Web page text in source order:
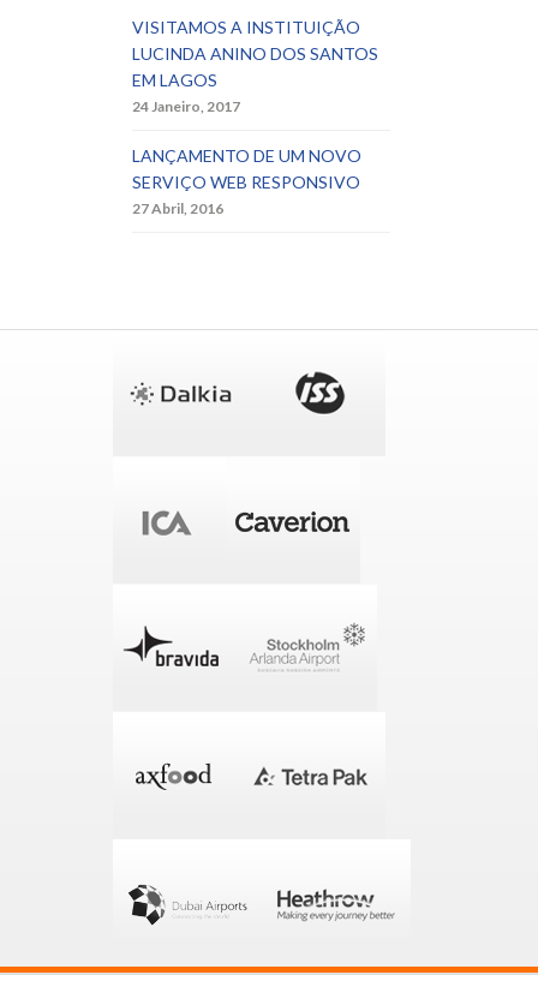
VISITAMOS A INSTITUIÇÃO
LUCINDA ANINO DOS SANTOS
EM LAGOS
24 Janeiro, 2017
LANÇAMENTO DE UM NOVO
SERVIÇO WEB RESPONSIVO
27 Abril, 2016